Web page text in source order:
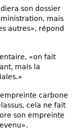
son dossier
mais
autres», répond
«on fait
mais la
carbone
cela ne fait
son empreinte